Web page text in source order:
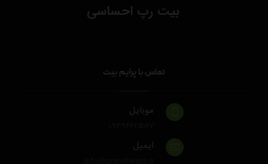
بیت رپ احساسی
تماس با پرایم بیت
موبایل
ایمیل